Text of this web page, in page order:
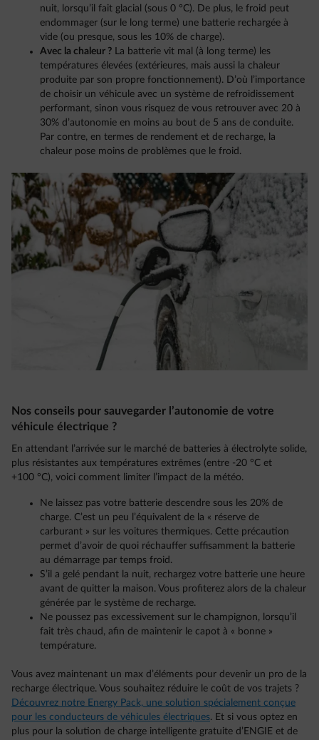
nuit, lorsqu’il fait glacial (sous 0 °C). De plus, le froid peut
endommager (sur le long terme) une batterie rechargée à
vide (ou presque, sous les 10% de charge).
Avec la chaleur ? La batterie vit mal (à long terme) les
températures élevées (extérieures, mais aussi la chaleur
produite par son propre fonctionnement). D’où l’importance
de choisir un véhicule avec un système de refroidissement
performant, sinon vous risquez de vous retrouver avec 20 à
30% d’autonomie en moins au bout de 5 ans de conduite.
Par contre, en termes de rendement et de recharge, la
chaleur pose moins de problèmes que le froid.
Nos conseils pour sauvegarder l’autonomie de votre
véhicule électrique ?
En attendant l’arrivée sur le marché de batteries à électrolyte solide,
plus résistantes aux températures extrêmes (entre -20 °C et
+100 °C), voici comment limiter l’impact de la météo.
Ne laissez pas votre batterie descendre sous les 20% de
charge. C’est un peu l’équivalent de la « réserve de
carburant » sur les voitures thermiques. Cette précaution
permet d’avoir de quoi réchauffer suffisamment la batterie
au démarrage par temps froid.
S’il a gelé pendant la nuit, rechargez votre batterie une heure
avant de quitter la maison. Vous profiterez alors de la chaleur
générée par le système de recharge.
Ne poussez pas excessivement sur le champignon, lorsqu’il
fait très chaud, afin de maintenir le capot à « bonne »
température.
Vous avez maintenant un max d’éléments pour devenir un pro de la
recharge électrique. Vous souhaitez réduire le coût de vos trajets ?
Découvrez notre Energy Pack, une solution spécialement conçue
pour les conducteurs de véhicules électriques. Et si vous optez en
plus pour la solution de charge intelligente gratuite d’ENGIE et de